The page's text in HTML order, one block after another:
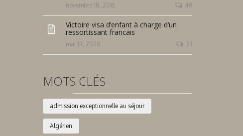
novembre 18, 2015 48
Victoire visa d’enfant à charge d’un
ressortissant francais
mai 13, 2020 37
MOTS CLÉS
admission exceptionnelle au séjour
Algérien